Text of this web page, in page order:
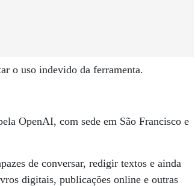
o uso indevido da ferramenta.
OpenAI, com sede em São Francisco e
de conversar, redigir textos e ainda
digitais, publicações online e outras